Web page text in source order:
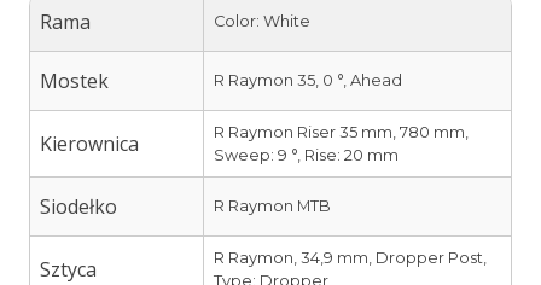
Rama Color: White
Mostek R Raymon 35, 0 °, Ahead
Kierownica
R Raymon Riser 35 mm, 780 mm,
Sweep: 9 °, Rise: 20 mm
Siodełko R Raymon MTB
Sztyca
R Raymon, 34,9 mm, Dropper Post,
Type: Dropper